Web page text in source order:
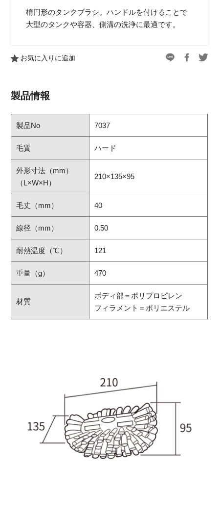
楕円形のタンクブラシ。ハンドルを付けることで
大型のタンクや容器、側溝の洗浄に最適です。
お気に入りに追加
製品情報
製品No 7037
毛質 ハード
外形寸法（mm）
（L×W×H）
210×135×95
毛丈（mm） 40
線径（mm） 0.50
耐熱温度（℃） 121
重量（g） 470
材質
ボディ部＝ポリプロピレン
フィラメント＝ポリエステル